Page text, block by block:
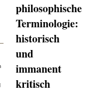
philosophische
Terminologie:
historisch
und
immanent
kritisch